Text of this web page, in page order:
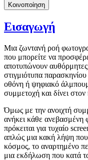
Κοινοποίηση
Εισαγωγή
Μια ζωντανή ροή
που μπορείτε να
αποτυπώνουν αυθόρμητες
στιγμιότυπα
οθόνη ή ψηφιακό
συμμετοχή και δίνει
Όμως με την ανοιχτή
ανήκει κάθε ανεβασμένη
πρόκειται για τυχαίο
απλώς μια κακή λήψη που
κόσμος, το αναρτημένο
μια εκδήλωση που κατά